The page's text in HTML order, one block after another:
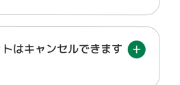
はキャンセルできます